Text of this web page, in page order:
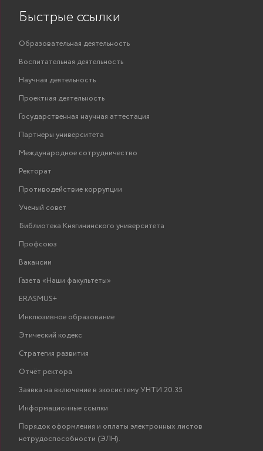
Быстрые ссылки
Образовательная деятельность
Воспитательная деятельность
Научная деятельность
Проектная деятельность
Государственная научная аттестация
Партнеры университета
Международное сотрудничество
Ректорат
Противодействие коррупции
Ученый совет
Библиотека Княгининского университета
Профсоюз
Вакансии
Газета «Наши факультеты»
ERASMUS+
Инклюзивное образование
Этический кодекс
Стратегия развития
Отчёт ректора
Заявка на включение в экосистему УНТИ 20.35
Информационные ссылки
Порядок оформления и оплаты электронных листов
нетрудоспособности (ЭЛН).